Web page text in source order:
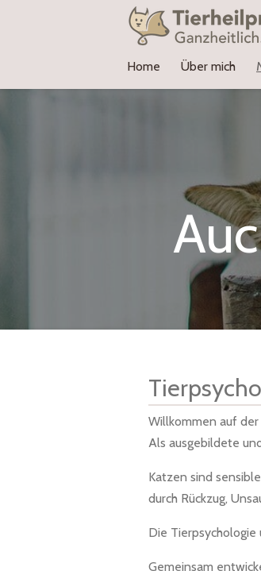
Home Über mich
Willkommen auf der
Als ausgebildete
Katzen sind
durch Rückzug,
Die
Gemeinsam